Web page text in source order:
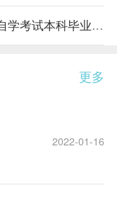
西南财经大学关于2026年上半年自学考试本科毕业生申请学士学位有关事项的通知
更多
2022-01-16